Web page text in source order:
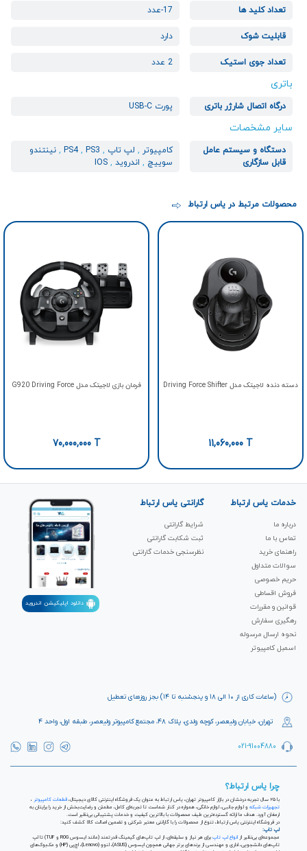
تعداد کلید ها 17-عدد
قابلیت شوک دارد
تعداد جوی استیک 2 عدد
باتری
درگاه اتصال شارژر باتری پورت USB-C
سایر مشخصات
دستگاه و سیستم عامل
قابل سازگاری
کامپیوتر , لپ تاپ ,
PS4, PS3
,نینتندو
سوییچ , اندروید ,
IOS
محصولات مرتبط در یاس ارتباط
دسته دنده لاجیتک مدل Driving Force Shifter
11,060,000 T
فرمان بازی لاجیتک مدل G920 Driving Force
70,000,000T
(ساعات کاری از ۱۰ الی ۱۸ و پنجشنبه تا ۱۴) بجز روزهای تعطیل
تهران، خیابان ولیعصر، کوچه ولدی، پلاک ۴۸، مجتمع کامپیوتر ولیعصر، طبقه اول، واحد ۴
021-91004880
خدمات یاس ارتباط
درباره ما
تماس با ما
راهنمای خرید
سوالات متداول
حریم خصوصی
فروش اقساطی
قوانین و مقررات
رهگیری سفارش
نحوه ارسال مرسوله
اسمبل کامپیوتر
گارانتی یاس ارتباط
شرایط گارانتی
ثبت شکابت‌ گارانتی
نظرسنجی خدمات گارانتی
دانلود اپلیکیشن اندروید
چرا یاس ارتباط؟
با ۲۵ سال تجربه درخشان در بازار کامپیوتر تهران، یاس ارتباط به عنوان یک فروشگاه اینترنتی کالای دیجیتال، قطعات کامپیوتر
تجهیزات شبکه
و لوازم جانبی، لوازم خانگی، همواره در کنار شماست تا تجربه‌ای کامل، مطمئن و رضایت‌بخش از خرید را برایتان به
ارمغان آورد. هدف ما ارائه گسترده‌ترین طیف محصولات با بالاترین کیفیت و خدمات پشتیبانی بی‌نظیر است.
در فروشگاه اینترنتی یاس ارتباط، تنوع از محصولات را با گارانتی معتبر شرکتی و تضمین اصالت کالا کشف کنید:
لپ تاپ:
مجموعه‌ای بی‌نظیر از انواع لپ تاپ
برای هر نیاز و سلیقه‌ای، از لپ تاپ‌های گیمینگ قدرتمند (مانند ایسوس ROG و TUF) تا لپ
تاپ‌های دانشجویی، اداری و مهندسی از برندهای برتر جهانی همچون ایسوس (ASUS)، لنوو (Lenovo)، اچ‌پی (HP) و مک‌بوک‌های